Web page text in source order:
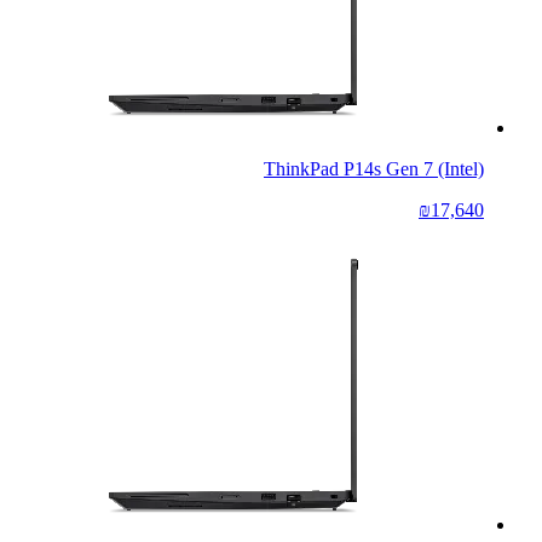
ThinkPad P14s Gen 7 (Intel)
₪17,640